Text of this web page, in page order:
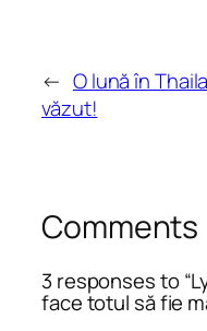
← O lună în
văzut!
Comments
3 responses to
face totul să fie